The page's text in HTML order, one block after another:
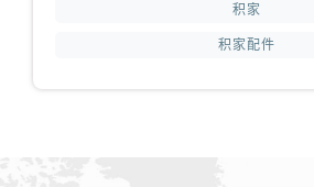
积家
积家配件